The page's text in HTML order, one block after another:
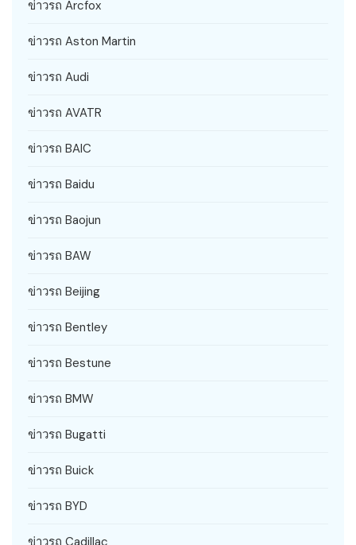
ข่าวรถ Arcfox
ข่าวรถ Aston Martin
ข่าวรถ Audi
ข่าวรถ AVATR
ข่าวรถ BAIC
ข่าวรถ Baidu
ข่าวรถ Baojun
ข่าวรถ BAW
ข่าวรถ Beijing
ข่าวรถ Bentley
ข่าวรถ Bestune
ข่าวรถ BMW
ข่าวรถ Bugatti
ข่าวรถ Buick
ข่าวรถ BYD
ข่าวรถ Cadillac